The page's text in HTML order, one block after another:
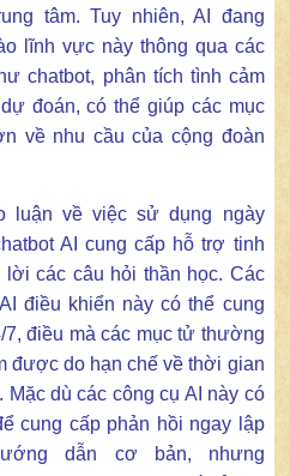
tâm. Tuy nhiên, AI đang
lĩnh vực này thông qua các
chatbot, phân tích tình cảm
đoán, có thể giúp các mục
về nhu cầu của cộng đoàn
luận về việc sử dụng ngày
AI cung cấp hỗ trợ tinh
lời các câu hỏi thần học. Các
điều khiển này có thể cung
7, điều mà các mục tử thường
được do hạn chế về thời gian
Mặc dù các công cụ AI này có
cung cấp phản hồi ngay lập
dẫn cơ bản, nhưng